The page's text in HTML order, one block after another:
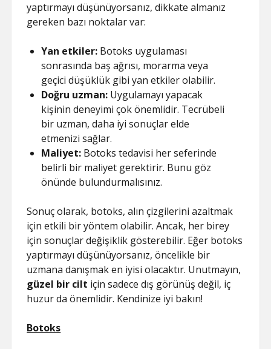
yaptırmayı düşünüyorsanız, dikkate almanız
gereken bazı noktalar var:
Yan etkiler: Botoks uygulaması
sonrasında baş ağrısı, morarma veya
geçici düşüklük gibi yan etkiler olabilir.
Doğru uzman: Uygulamayı yapacak
kişinin deneyimi çok önemlidir. Tecrübeli
bir uzman, daha iyi sonuçlar elde
etmenizi sağlar.
Maliyet: Botoks tedavisi her seferinde
belirli bir maliyet gerektirir. Bunu göz
önünde bulundurmalısınız.
Sonuç olarak, botoks, alın çizgilerini azaltmak
için etkili bir yöntem olabilir. Ancak, her birey
için sonuçlar değişiklik gösterebilir. Eğer botoks
yaptırmayı düşünüyorsanız, öncelikle bir
uzmana danışmak en iyisi olacaktır. Unutmayın,
güzel bir cilt için sadece dış görünüş değil, iç
huzur da önemlidir. Kendinize iyi bakın!
Botoks